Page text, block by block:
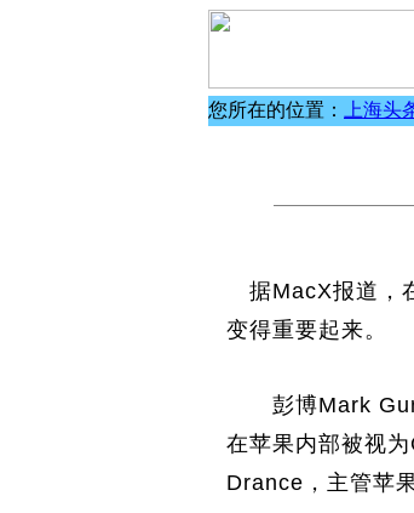
您所在的位置： 上海头
据MacX报道，
变得重要起来。
彭博Mark
在苹果内部被视
Drance，主管苹